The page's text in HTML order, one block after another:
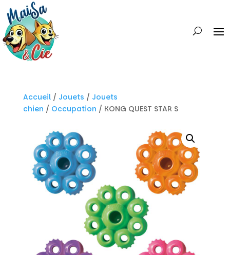
Accueil/ Jouets / Jouets
chien / Occupation / KONG QUEST STAR S